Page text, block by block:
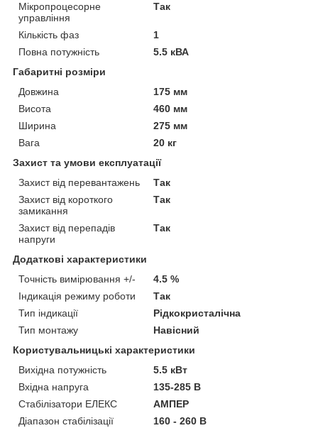
Мікропроцесорне
управління
Так
Кількість фаз
1
Повна потужність
5.5 кВА
Габаритні розміри
Довжина
175 мм
Висота
460 мм
Ширина
275 мм
Вага
20 кг
Захист та умови експлуатації
Захист від перевантажень
Так
Захист від короткого
замикання
Так
Захист від перепадів
напруги
Так
Додаткові характеристики
Точність вимірювання +/-
4.5 %
Індикація режиму роботи
Так
Тип індикації
Рідкокристалічна
Тип монтажу
Навісний
Користувальницькі характеристики
Вихідна потужність
5.5 кВт
Вхідна напруга
135-285 В
Стабілізатори ЕЛЕКС
АМПЕР
Діапазон стабілізації
160 - 260 В